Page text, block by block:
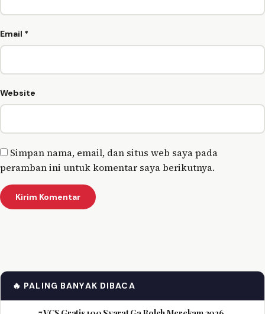
Email *
Website
Simpan nama, email, dan situs web saya pada
peramban ini untuk komentar saya berikutnya.
🔥 PALING BANYAK DIBACA